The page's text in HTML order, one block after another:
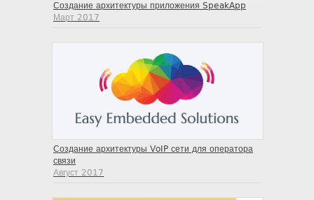
Создание архитектуры приложения SpeakApp
Март 2017
Создание архитектуры VoIP сети для оператора
связи
Август 2017